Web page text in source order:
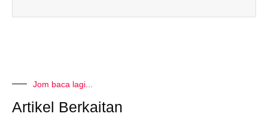
Jom baca lagi...
Artikel Berkaitan